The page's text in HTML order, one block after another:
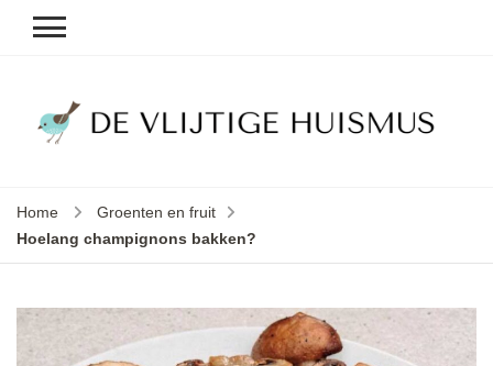
Home
Groenten en fruit
Hoelang champignons bakken?